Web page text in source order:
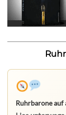
Ruhrbarone auf